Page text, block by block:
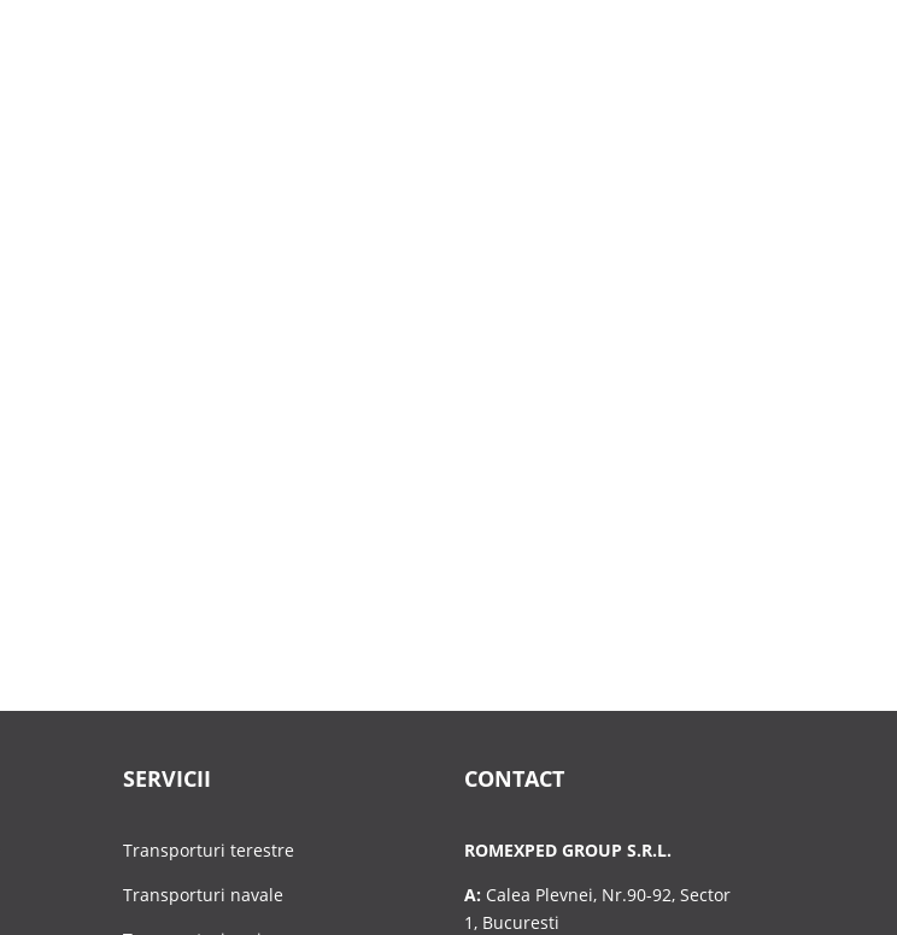
SERVICII
Transporturi terestre
Transporturi navale
CONTACT
ROMEXPED GROUP S.R.L.
A: Calea Plevnei, Nr.90-92, Sector
1, Bucuresti